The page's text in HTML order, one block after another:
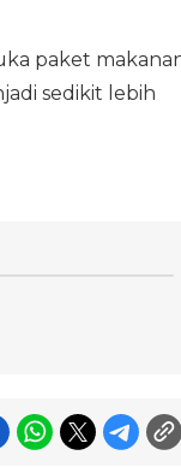
paket
sedikit lebih